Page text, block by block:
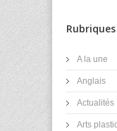
A la une
Anglais
Actualités
Arts